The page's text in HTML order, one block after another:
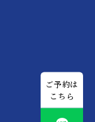
ご予約は
こちら